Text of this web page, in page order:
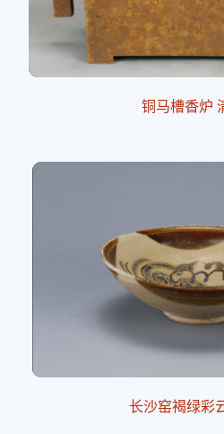
铜马槽香炉
长沙窑褐绿彩